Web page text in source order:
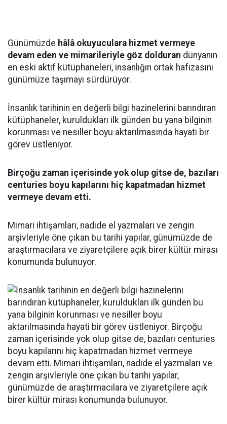
Günümüzde hâlâ okuyuculara hizmet vermeye
devam eden ve mimarileriyle göz dolduran dünyanın
en eski aktif kütüphaneleri, insanlığın ortak hafızasını
günümüze taşımayı sürdürüyor.
İnsanlık tarihinin en değerli bilgi hazinelerini barındıran
kütüphaneler, kuruldukları ilk günden bu yana bilginin
korunması ve nesiller boyu aktarılmasında hayati bir
görev üstleniyor.
Birçoğu zaman içerisinde yok olup gitse de, bazıları
centuries boyu kapılarını hiç kapatmadan hizmet
vermeye devam etti.
Mimari ihtişamları, nadide el yazmaları ve zengin
arşivleriyle öne çıkan bu tarihi yapılar, günümüzde de
araştırmacılara ve ziyaretçilere açık birer kültür mirası
konumunda bulunuyor.